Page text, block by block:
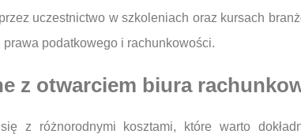
uczestnictwo w szkoleniach oraz kursach
podatkowego i rachunkowości.
z otwarciem biura
z różnorodnymi kosztami, które warto